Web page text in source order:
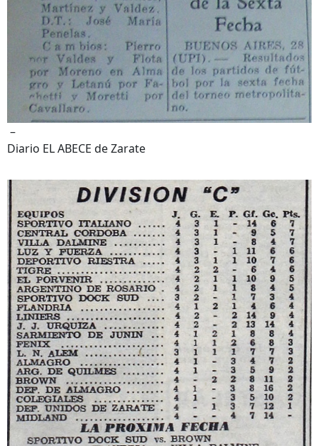
–
Diario EL ABECE de Zarate